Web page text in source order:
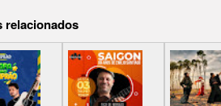
relacionados